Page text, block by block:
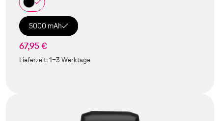
5000 mAh
67,95 €
Lieferzeit:1-3 Werktage